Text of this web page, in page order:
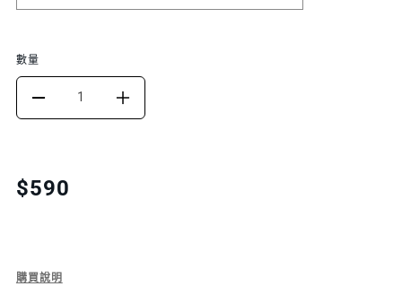
Translation
missing:
$590
數量
DECREASE
FOR
滿
INCREASE
Description
購買說明